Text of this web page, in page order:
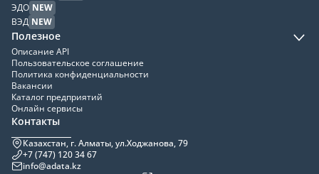
ЭДО NEW
ВЭД NEW
Полезное
Описание API
Пользовательское соглашение
Политика конфиденциальности
Вакансии
Каталог предприятий
Онлайн сервисы
Контакты
Казахстан, г. Алматы, ул.Ходжанова, 79
+7 (747) 120 34 67
info@adata.kz